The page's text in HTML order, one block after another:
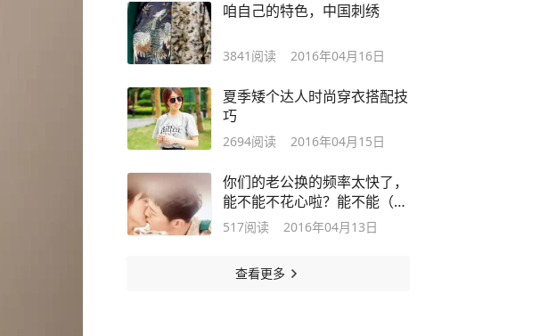
咱自己的特色，中国刺绣
3841 阅读 2016年04月16日
夏季矮个达人时尚穿衣搭配技
巧
2694阅读 2016年04月15日
你们的老公换的频率太快了，
能不能不花心啦？能不能（做
不到啊）
517阅读 2016年04月13日
查看更多